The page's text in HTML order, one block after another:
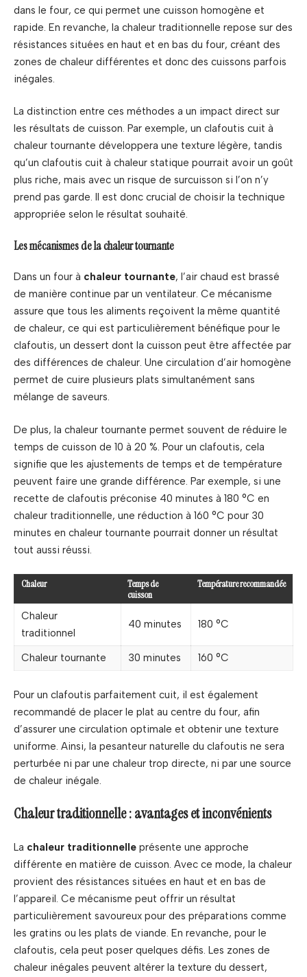
dans le four, ce qui permet une cuisson homogène et
rapide. En revanche, la chaleur traditionnelle repose sur des
résistances situées en haut et en bas du four, créant des
zones de chaleur différentes et donc des cuissons parfois
inégales.
La distinction entre ces méthodes a un impact direct sur
les résultats de cuisson. Par exemple, un clafoutis cuit à
chaleur tournante développera une texture légère, tandis
qu’un clafoutis cuit à chaleur statique pourrait avoir un goût
plus riche, mais avec un risque de surcuisson si l’on n’y
prend pas garde. Il est donc crucial de choisir la technique
appropriée selon le résultat souhaité.
Les mécanismes de la chaleur tournante
Dans un four à chaleur tournante, l’air chaud est brassé
de manière continue par un ventilateur. Ce mécanisme
assure que tous les aliments reçoivent la même quantité
de chaleur, ce qui est particulièrement bénéfique pour le
clafoutis, un dessert dont la cuisson peut être affectée par
des différences de chaleur. Une circulation d’air homogène
permet de cuire plusieurs plats simultanément sans
mélange de saveurs.
De plus, la chaleur tournante permet souvent de réduire le
temps de cuisson de 10 à 20 %. Pour un clafoutis, cela
signifie que les ajustements de temps et de température
peuvent faire une grande différence. Par exemple, si une
recette de clafoutis préconise 40 minutes à 180 °C en
chaleur traditionnelle, une réduction à 160 °C pour 30
minutes en chaleur tournante pourrait donner un résultat
tout aussi réussi.
Chaleur
Temps de
cuisson
Température recommandée
Chaleur
traditionnel
40 minutes 180 °C
Chaleur tournante 30 minutes 160 °C
Pour un clafoutis parfaitement cuit, il est également
recommandé de placer le plat au centre du four, afin
d’assurer une circulation optimale et obtenir une texture
uniforme. Ainsi, la pesanteur naturelle du clafoutis ne sera
perturbée ni par une chaleur trop directe, ni par une source
de chaleur inégale.
Chaleur traditionnelle : avantages et inconvénients
La chaleur traditionnelle présente une approche
différente en matière de cuisson. Avec ce mode, la chaleur
provient des résistances situées en haut et en bas de
l’appareil. Ce mécanisme peut offrir un résultat
particulièrement savoureux pour des préparations comme
les gratins ou les plats de viande. En revanche, pour le
clafoutis, cela peut poser quelques défis. Les zones de
chaleur inégales peuvent altérer la texture du dessert,